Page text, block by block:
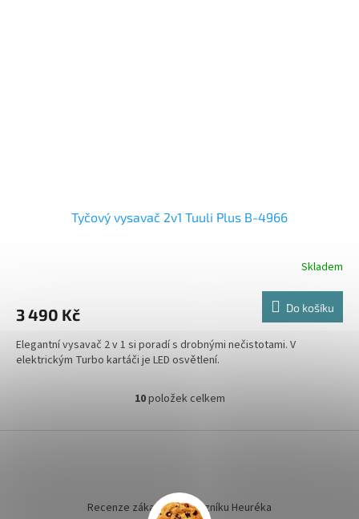
Tyčový vysavač 2v1 Tuuli Plus B-4966
Skladem
3 490 Kč Do košíku
Elegantní vysavač 2 v 1 si poradí s drobnými nečistotami. V
elektrickým Turbo kartáči je LED osvětlení.
O
l
c
í
10položek celkem
Recenze zákazníků dotazníku Heuréka